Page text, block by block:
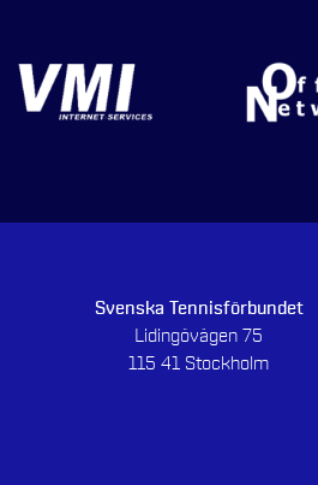
Svenska Tennisförbundet
Lidingövägen 75
115 41 Stockholm